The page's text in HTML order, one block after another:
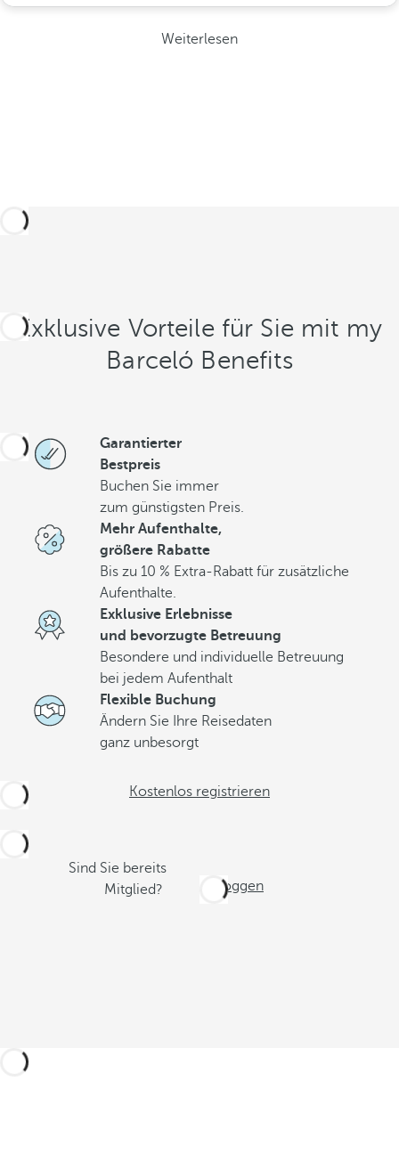
Weiterlesen
Exklusive Vorteile für Sie mit my
Barceló Benefits
Garantierter
Bestpreis
Buchen Sie immer
zum günstigsten Preis.
Mehr Aufenthalte,
größere Rabatte
Bis zu 10 % Extra-Rabatt für zusätzliche
Aufenthalte.
Exklusive Erlebnisse
und bevorzugte Betreuung
Besondere und individuelle Betreuung
bei jedem Aufenthalt
Flexible Buchung
Ändern Sie Ihre Reisedaten
ganz unbesorgt
Kostenlos registrieren
Sind Sie bereits
Mitglied?
Einloggen